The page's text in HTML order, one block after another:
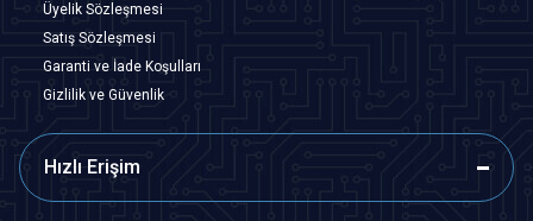
Üyelik Sözleşmesi
Satış Sözleşmesi
Garanti ve İade Koşulları
Gizlilik ve Güvenlik
Hızlı Erişim